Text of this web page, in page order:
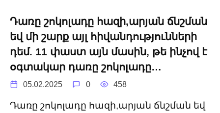
Դառը շոկոլադը հազի,արյան ճնշման
եվ մի շարք այլ հիվանդությունների
դեմ. 11 փաստ այն մասին, թե ինչով է
օգտակար դառը շոկոլադը…
05.02.2025 0 458
Դառը շոկոլադը հազի,արյան ճնշման եվ